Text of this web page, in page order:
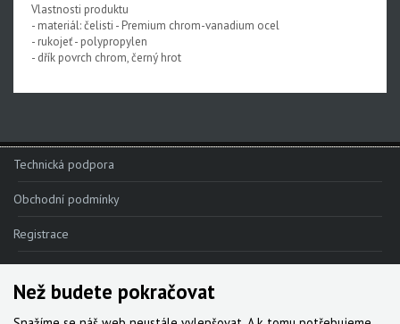
Vlastnosti produktu
- materiál: čelisti - Premium chrom-vanadium ocel
- rukojeť - polypropylen
- dřík povrch chrom, černý hrot
Technická podpora
Obchodní podmínky
Registrace
Reklamace
Kde nakoupit
Než budete pokračovat